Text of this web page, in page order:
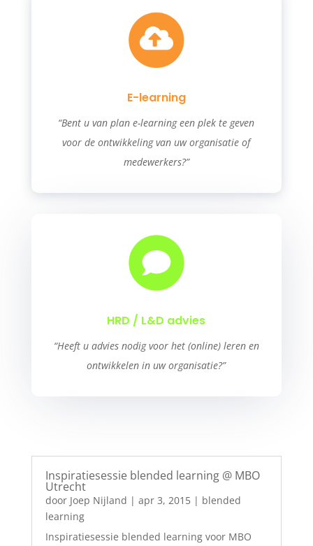
E-learning
“Bent u van plan e-learning een plek te geven
voor de ontwikkeling van uw organisatie of
medewerkers?”
HRD / L&D advies
“Heeft u advies nodig voor het (online) leren en
ontwikkelen in uw organisatie?”
Inspiratiesessie blended learning @ MBO
Utrecht
door Joep Nijland | apr 3, 2015| blended
learning
Inspiratiesessie blended learning voor MBO